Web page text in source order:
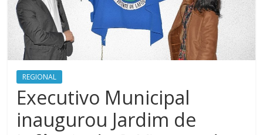
REGIONAL
Executivo Municipal
inaugurou Jardim de